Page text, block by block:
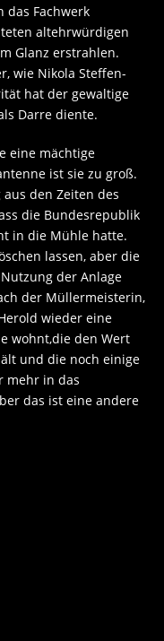
das Fachwerk
altehrwürdigen
Glanz erstrahlen.
wie Nikola Steffen-
hat der gewaltige
Darre diente.
eine mächtige
ist sie zu groß.
den Zeiten des
die Bundesrepublik
in die Mühle hatte.
lassen, aber die
der Anlage
der Müllermeisterin,
wieder eine
wohnt,die den Wert
und die noch einige
mehr in das
das ist eine andere